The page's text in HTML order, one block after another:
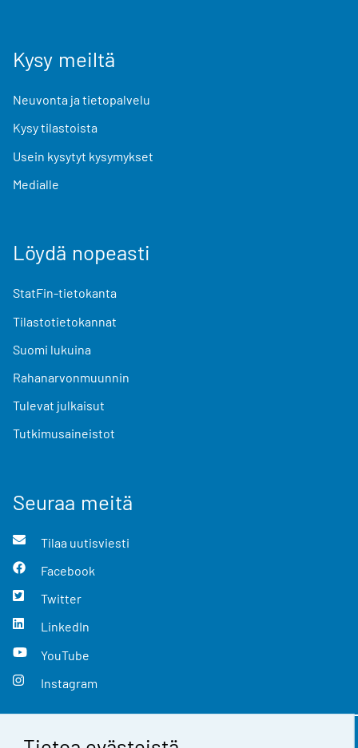
Kysy meiltä
Neuvonta ja tietopalvelu
Kysy tilastoista
Usein kysytyt kysymykset
Medialle
Löydä nopeasti
StatFin-tietokanta
Tilastotietokannat
Suomi lukuina
Rahanarvonmuunnin
Tulevat julkaisut
Tutkimusaineistot
Seuraa meitä
Tilaa uutisviesti
Facebook
Twitter
LinkedIn
YouTube
Instagram